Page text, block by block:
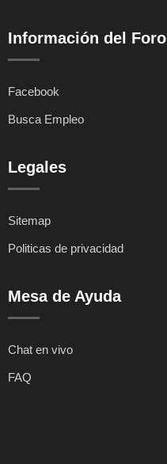
Información del Foro
Facebook
Busca Empleo
Legales
Sitemap
Politicas de privacidad
Mesa de Ayuda
Chat en vivo
FAQ